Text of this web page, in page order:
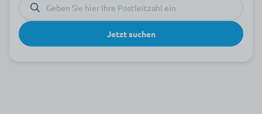
Jetzt suchen